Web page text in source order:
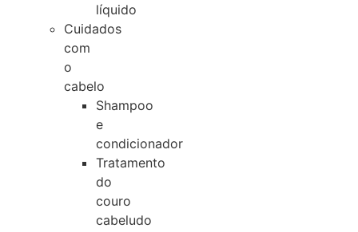
líquido
Cuidados
com
o
cabelo
Shampoo
e
condicionador
Tratamento
do
couro
cabeludo